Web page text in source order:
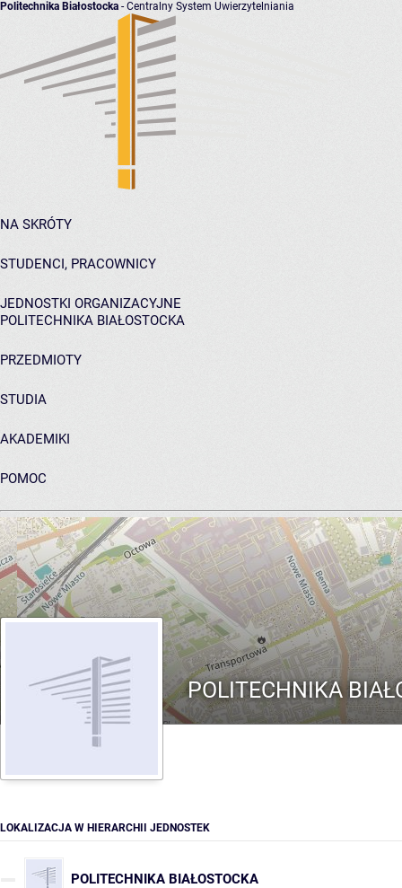
Politechnika Białostocka - Centralny System Uwierzytelniania
NA SKRÓTY
STUDENCI, PRACOWNICY
JEDNOSTKI ORGANIZACYJNE
POLITECHNIKA BIAŁOSTOCKA
PRZEDMIOTY
STUDIA
AKADEMIKI
POMOC
ARCHIWUM PRAC DYPLOMOWYCH
POLITECHNIKA
LOKALIZACJA W HIERARCHII JEDNOSTEK
POLITECHNIKA BIAŁOSTOCKA